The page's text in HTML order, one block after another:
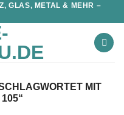
GLAS, METAL & MEHR –
MIT